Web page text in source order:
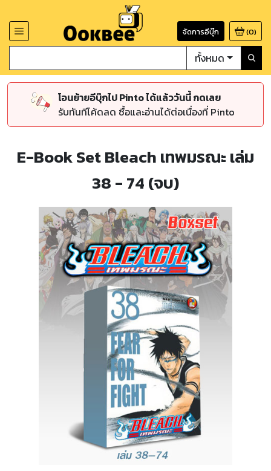
จัดการอีบุ๊ก (0)
ทั้งหมด
โอนย้ายอีบุ๊กไป Pinto ได้แล้ววันนี้ กดเลย
รับทันทีโค้ดลด ซื้อและอ่านได้ต่อเนื่องที่ Pinto
E-Book Set Bleach เทพมรณะ เล่ม
38 - 74 (จบ)